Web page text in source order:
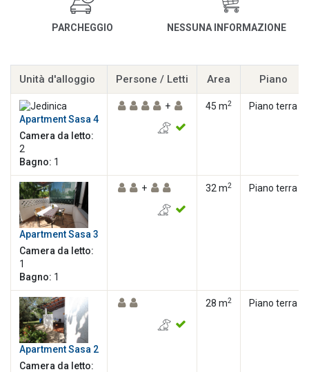
PARCHEGGIO NESSUNA INFORMAZIONE
Unità d'alloggio Persone / Letti Area Piano
Apartment Sasa 4
Camera da letto:
2
Bagno: 1
+ 45 m2 Piano terra
Apartment Sasa 3
Camera da letto:
1
Bagno: 1
+ 32 m2 Piano terra
Apartment Sasa 2
Camera da letto:
28 m2 Piano terra